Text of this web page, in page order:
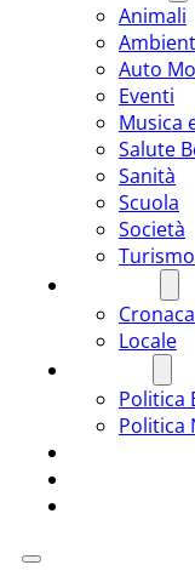
Animali
Auto
Eventi
Musica
Salute
Sanità
Scuola
Società
Turismo
Locale
Politica
Politica